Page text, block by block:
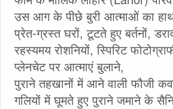
उस आग के पीछे बुरी आत्माओं का
प्रेत-ग्रस्त घरों, टूटते हुए बर्तनों,
रहस्यमय रोशनियों, स्पिरिट
प्लेनचेट पर आत्माएं बुलाने,
पुराने तहखानों में आने वाली फौजी
गलियों में घूमते हुए पुराने जमाने के